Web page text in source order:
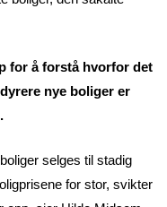
for å forstå hvorfor det
nye boliger er
selges til stadig
for stor, svikter